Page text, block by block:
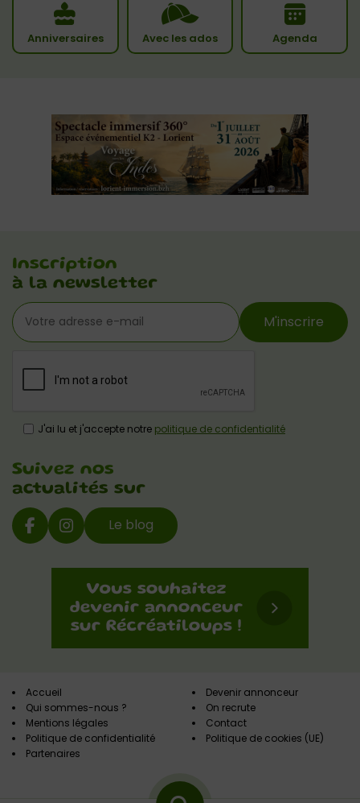
Anniversaires Avec les ados Agenda
Inscription
à la newsletter
M'inscrire
J'ai lu et j'accepte notre politique de confidentialité
Suivez nos
actualités sur
Le blog
Accueil
Qui sommes-nous ?
Mentions légales
Politique de confidentialité
Partenaires
Devenir annonceur
On recrute
Contact
Politique de cookies (UE)